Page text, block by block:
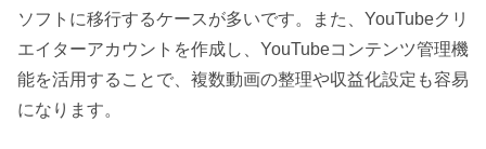
ソフトに移行するケースが多いです。また、YouTubeクリ
エイターアカウントを作成し、YouTubeコンテンツ管理機
能を活用することで、複数動画の整理や収益化設定も容易
になります。